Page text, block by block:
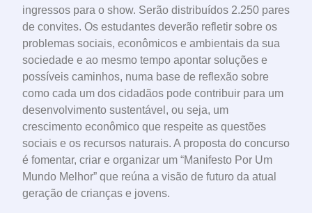
ingressos para o show. Serão distribuídos 2.250 pares
de convites. Os estudantes deverão refletir sobre os
problemas sociais, econômicos e ambientais da sua
sociedade e ao mesmo tempo apontar soluções e
possíveis caminhos, numa base de reflexão sobre
como cada um dos cidadãos pode contribuir para um
desenvolvimento sustentável, ou seja, um
crescimento econômico que respeite as questões
sociais e os recursos naturais. A proposta do concurso
é fomentar, criar e organizar um “Manifesto Por Um
Mundo Melhor” que reúna a visão de futuro da atual
geração de crianças e jovens.